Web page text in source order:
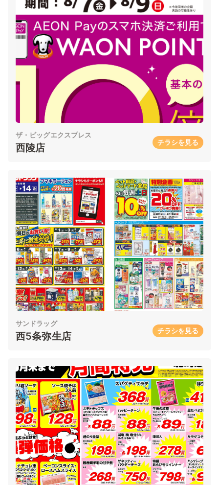
ザ・ビッグエクスプレス
西陵店 チラシを見る
サンドラッグ
西5条弥生店 チラシを見る